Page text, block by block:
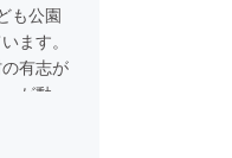
も公園
ます。
有志が
が動き
園」を
ていき